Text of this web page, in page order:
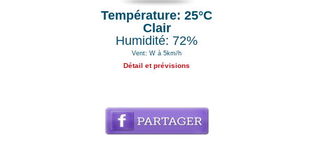
Température: 25°C
Clair
Humidité: 72%
Vent: W à 5km/h
Détail et prévisions